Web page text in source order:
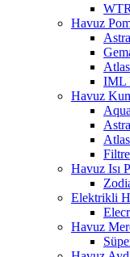
Havuz
IML
Havuz
Havuz Isı
Elektrikli
Havuz